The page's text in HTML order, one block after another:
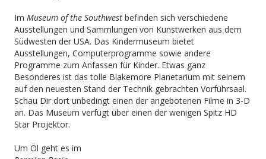
Im Museum of the Southwest befinden sich verschiedene
Ausstellungen und Sammlungen von Kunstwerken aus dem
Südwesten der USA. Das Kindermuseum bietet
Ausstellungen, Computerprogramme sowie andere
Programme zum Anfassen für Kinder. Etwas ganz
Besonderes ist das tolle Blakemore Planetarium mit seinem
auf den neuesten Stand der Technik gebrachten Vorführsaal.
Schau Dir dort unbedingt einen der angebotenen Filme in 3-D
an. Das Museum verfügt über einen der wenigen Spitz HD
Star Projektor.
Um Öl geht es im